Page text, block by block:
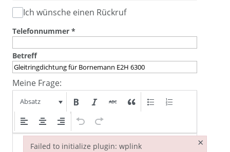
Ich wünsche einen Rückruf
Telefonnummer *
Betreff
Meine Frage:
Absatz
Failed to initialize plugin: wplink ×